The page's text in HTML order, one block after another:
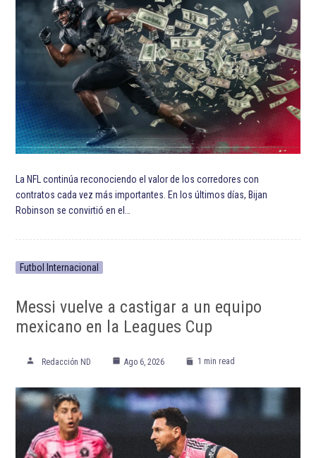
La NFL continúa reconociendo el valor de los corredores con
contratos cada vez más importantes. En los últimos días, Bijan
Robinson se convirtió en el…
Futbol Internacional
Messi vuelve a castigar a un equipo
mexicano en la Leagues Cup
Redacción ND Ago 6, 2026 1 min read